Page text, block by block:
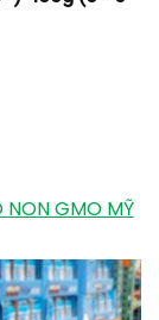
NON GMO MỸ